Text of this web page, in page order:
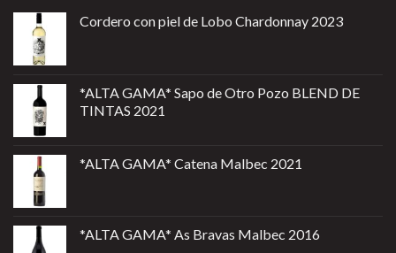
Cordero con piel de Lobo Chardonnay 2023
*ALTA GAMA* Sapo de Otro Pozo BLEND DE
TINTAS 2021
*ALTA GAMA* Catena Malbec 2021
*ALTA GAMA* As Bravas Malbec 2016